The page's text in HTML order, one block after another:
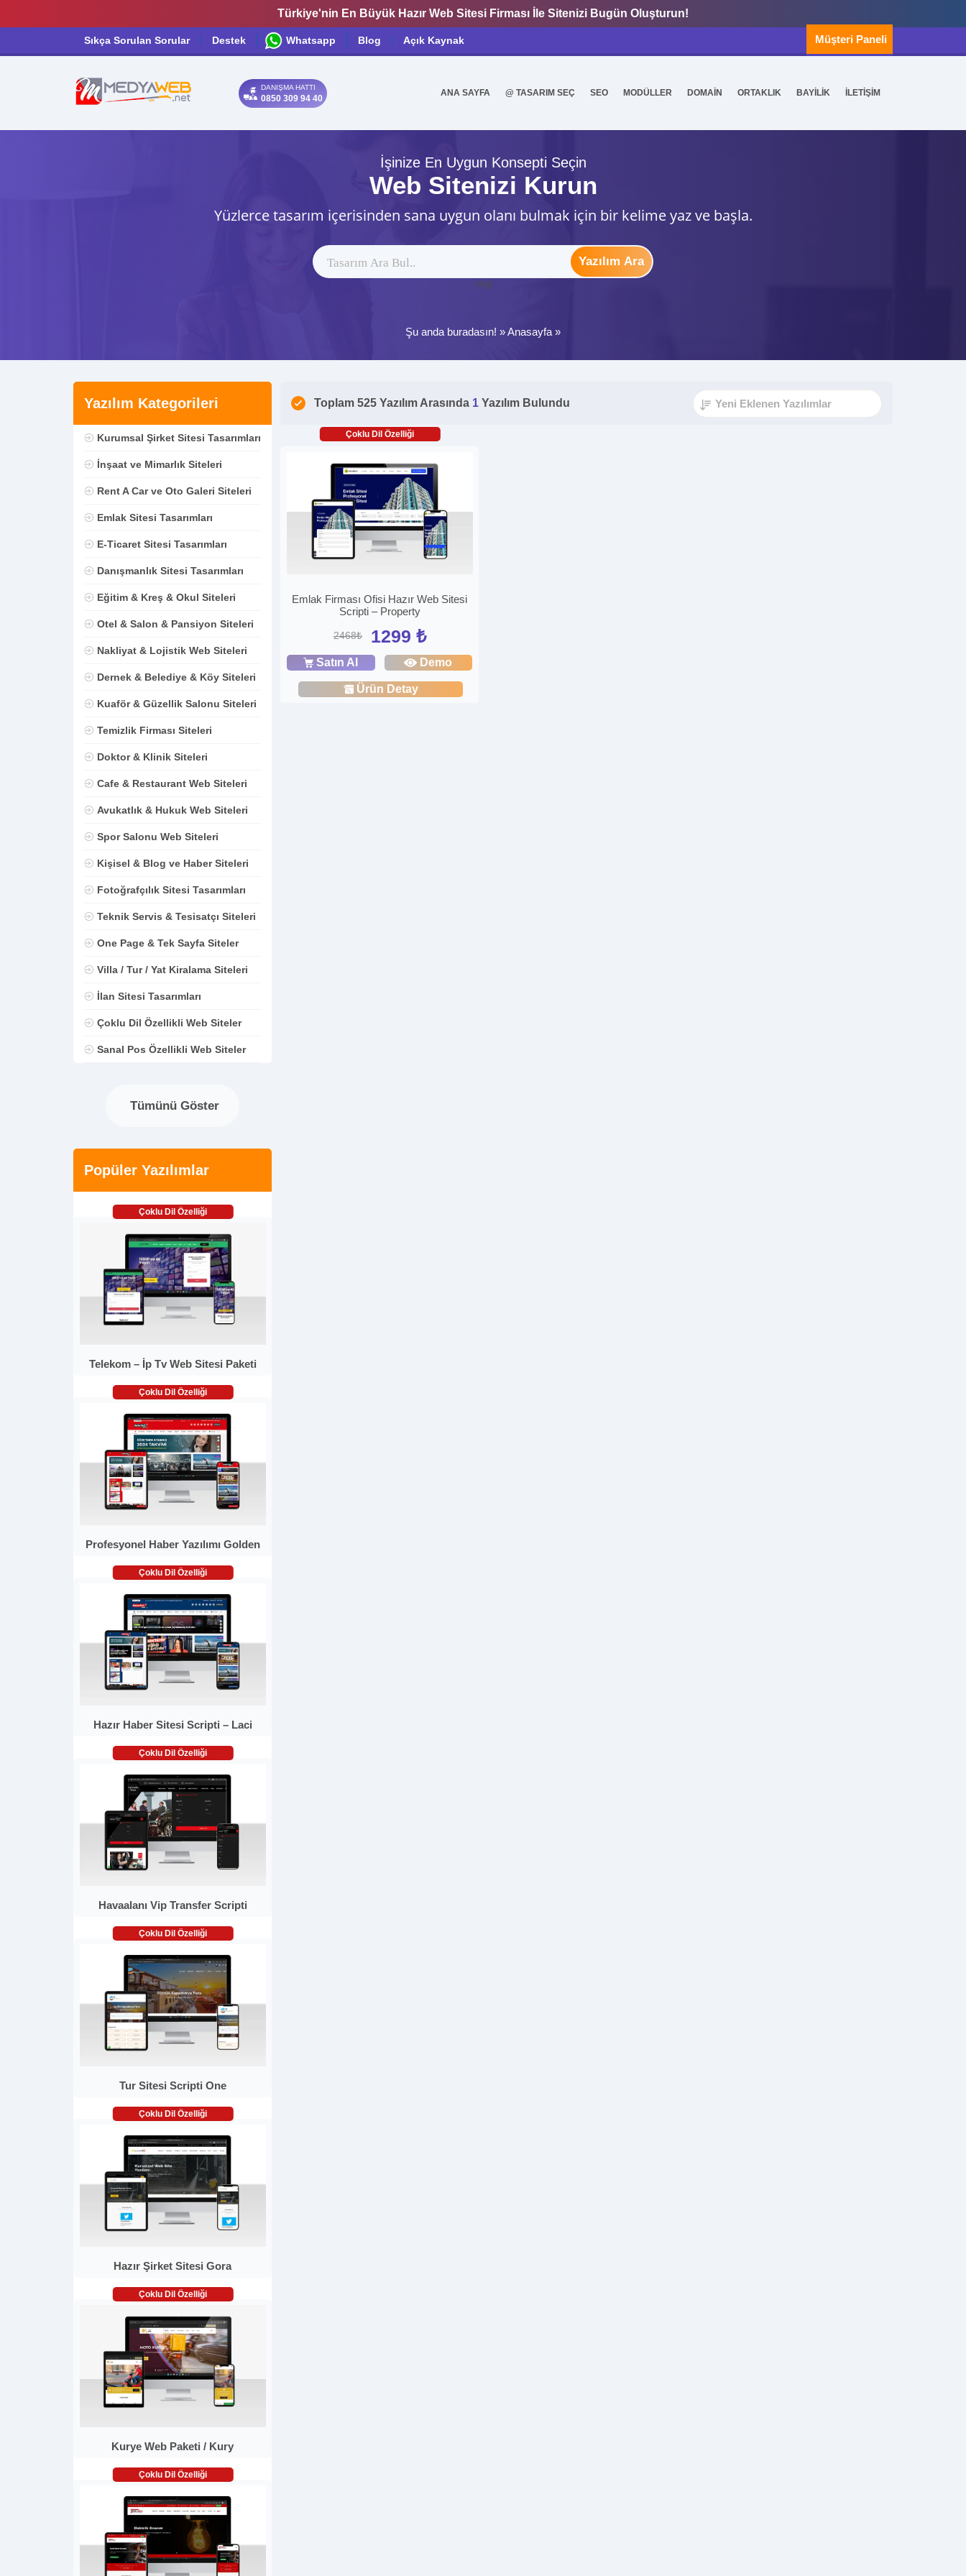
Türkiye'nin En Büyük Hazır Web Sitesi Firması İle Sitenizi Bugün Oluşturun!
Sıkça Sorulan Sorular Destek Whatsapp Blog Açık Kaynak Müşteri Paneli
DANIŞMA HATTI
0850 309 94 40
ANA SAYFA @ TASARIM SEÇ SEO MODÜLLER DOMAİN ORTAKLIK BAYİLİK İLETİŞİM
İşinize En Uygun Konsepti Seçin
Web Sitenizi Kurun
Yüzlerce tasarım içerisinden sana uygun olanı bulmak için bir kelime yaz ve başla.
Yazılım Ara
ytag
Şu anda buradasın! »Anasayfa »
Yazılım Kategorileri
Kurumsal Şirket Sitesi Tasarımları
İnşaat ve Mimarlık Siteleri
Rent A Car ve Oto Galeri Siteleri
Emlak Sitesi Tasarımları
E-Ticaret Sitesi Tasarımları
Danışmanlık Sitesi Tasarımları
Eğitim & Kreş & Okul Siteleri
Otel & Salon & Pansiyon Siteleri
Nakliyat & Lojistik Web Siteleri
Dernek & Belediye & Köy Siteleri
Kuaför & Güzellik Salonu Siteleri
Temizlik Firması Siteleri
Doktor & Klinik Siteleri
Cafe & Restaurant Web Siteleri
Avukatlık & Hukuk Web Siteleri
Spor Salonu Web Siteleri
Kişisel & Blog ve Haber Siteleri
Fotoğrafçılık Sitesi Tasarımları
Teknik Servis & Tesisatçı Siteleri
One Page & Tek Sayfa Siteler
Villa / Tur / Yat Kiralama Siteleri
İlan Sitesi Tasarımları
Çoklu Dil Özellikli Web Siteler
Sanal Pos Özellikli Web Siteler
Tümünü Göster
Popüler Yazılımlar
Çoklu Dil Özelliği
Telekom – İp Tv Web Sitesi Paketi
Çoklu Dil Özelliği
Profesyonel Haber Yazılımı Golden
Çoklu Dil Özelliği
Hazır Haber Sitesi Scripti – Laci
Çoklu Dil Özelliği
Havaalanı Vip Transfer Scripti
Çoklu Dil Özelliği
Tur Sitesi Scripti One
Çoklu Dil Özelliği
Hazır Şirket Sitesi Gora
Çoklu Dil Özelliği
Kurye Web Paketi / Kury
Çoklu Dil Özelliği
Toplam 525 Yazılım Arasında 1 Yazılım Bulundu
Çoklu Dil Özelliği
Emlak Firması Ofisi Hazır Web Sitesi
Scripti – Property
2468₺ 1299 ₺
Satın Al Demo
Ürün Detay